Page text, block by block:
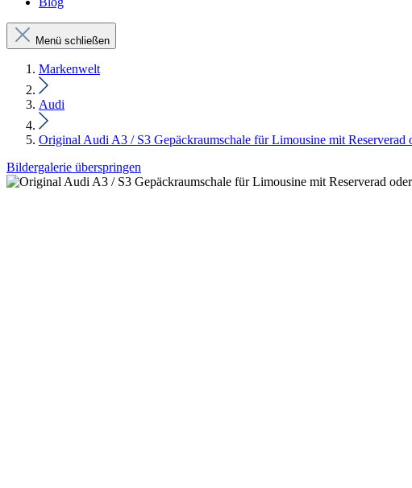
Menü schließen
Markenwelt
Audi
Original Audi A3 / S3 Gepäckraumschale für Limousine mit Reserverad
Bildergalerie überspringen